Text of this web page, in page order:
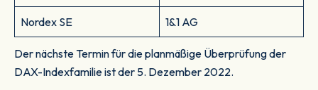
Nordex SE 1&1 AG
Der nächste Termin für die planmäßige Überprüfung der
DAX-Indexfamilie ist der 5. Dezember 2022.